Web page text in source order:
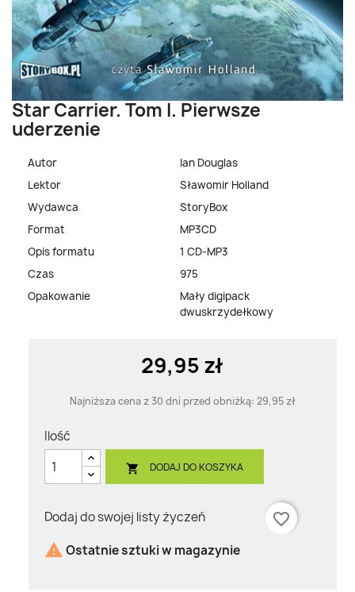
Star Carrier. Tom I. Pierwsze
uderzenie
Autor
Ian Douglas
Lektor
Sławomir Holland
Wydawca
StoryBox
Format
MP3CD
Opis formatu
1 CD-MP3
Czas
975
Opakowanie
Mały digipack
dwuskrzydełkowy
29,95 zł
Najniższa cena z 30 dni przed obniżką: 29,95 zł
Ilość
 DODAJ DO KOSZYKA
Dodaj do swojej listy życzeń
favorite_border
 Ostatnie sztuki w magazynie